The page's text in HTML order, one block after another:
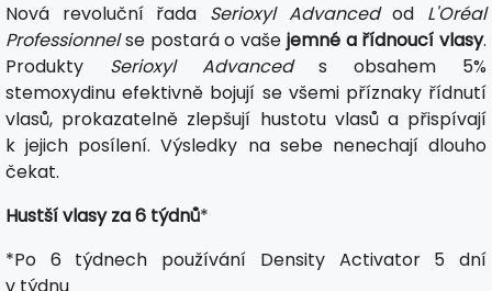
Nová revoluční řada Serioxyl Advancedod L'Oréal
Professionnelse postará o vaše jemné a řídnoucí vlasy.
Produkty Serioxyl Advanceds obsahem 5%
stemoxydinu efektivně bojují se všemi příznaky řídnutí
vlasů, prokazatelně zlepšují hustotu vlasů a přispívají
k jejich posílení. Výsledky na sebe nenechají dlouho
čekat.
Hustší vlasy za 6 týdnů*
*Po 6 týdnech používání Density Activator 5 dní